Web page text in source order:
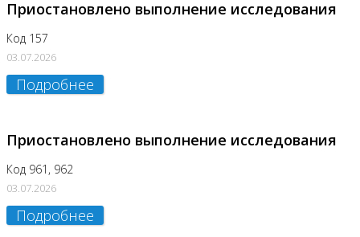
Приостановлено выполнение исследования
Код 157
03.07.2026
Подробнее
Приостановлено выполнение исследования
Код 961, 962
03.07.2026
Подробнее